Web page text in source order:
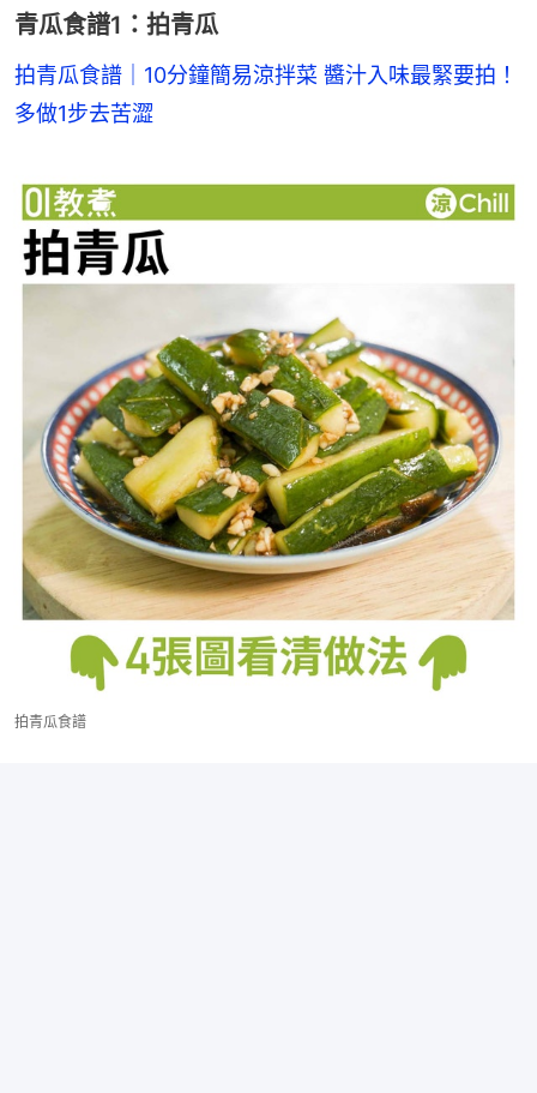
青瓜食譜1：拍青瓜
拍青瓜食譜｜10分鐘簡易涼拌菜 醬汁入味最緊要拍！
多做1步去苦澀
拍青瓜食譜